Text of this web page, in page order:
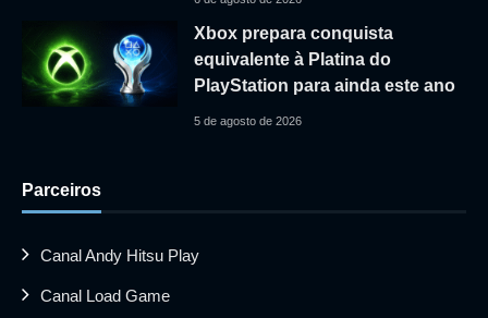
Xbox prepara conquista
equivalente à Platina do
PlayStation para ainda este ano
5 de agosto de 2026
Parceiros
Canal Andy Hitsu Play
Canal Load Game